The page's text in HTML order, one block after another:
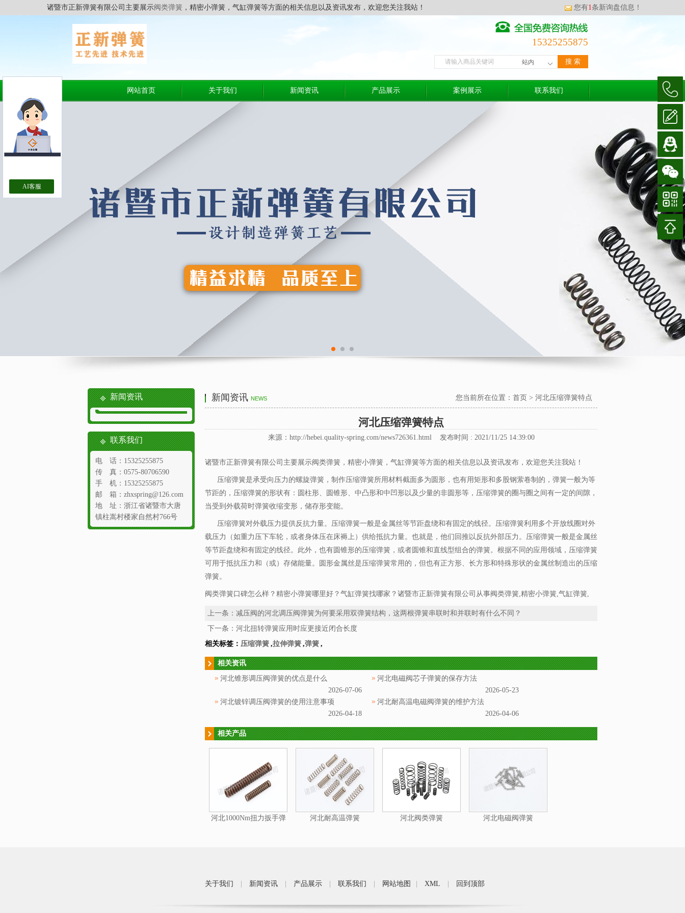
诸暨市正新弹簧有限公司主要展示阀类弹簧 ，精密小弹簧，气缸弹簧等方面的相关信息以及资讯发布，欢迎您关注我站！ 您有1条新询盘信息！
15325255875
网站首页 关于我们 新闻资讯 产品展示 案例展示 联系我们
新闻资讯
联系我们
电 话：15325255875
传 真：0575-80706590
手 机：15325255875
邮 箱：zhxspring@126.com
地 址：浙江省诸暨市大唐
镇柱嵩村楼家自然村766号
新闻资讯 NEWS 您当前所在位置： 首页 > 河北压缩弹簧特点
河北压缩弹簧特点
来源：http://hebei.quality-spring.com/news726361.html 发布时间 : 2021/11/25 14:39:00
诸暨市正新弹簧有限公司主要展示阀类弹簧 ，精密小弹簧，气缸弹簧等方面的相关信息以及资讯发布，欢迎您关注我站！
压缩弹簧是承受向压力的螺旋弹簧，制作压缩弹簧所用材料截面多为圆形，也有用矩形和多股钢萦卷制的，弹簧一般为等
节距的，压缩弹簧的形状有：圆柱形、圆锥形、中凸形和中凹形以及少量的非圆形等，压缩弹簧的圈与圈之间有一定的间隙，
当受到外载荷时弹簧收缩变形，储存形变能。
压缩弹簧对外载压力提供反抗力量。压缩弹簧一般是金属丝等节距盘绕和有固定的线径。压缩弹簧利用多个开放线圈对外
载压力（如重力压下车轮，或者身体压在床褥上）供给抵抗力量。也就是，他们回推以反抗外部压力。压缩弹簧一般是金属丝
等节距盘绕和有固定的线径。此外，也有圆锥形的压缩弹簧，或者圆锥和直线型组合的弹簧。根据不同的应用领域，压缩弹簧
可用于抵抗压力和（或）存储能量。圆形金属丝是压缩弹簧常用的，但也有正方形、长方形和特殊形状的金属丝制造出的压缩
弹簧。
阀类弹簧口碑怎么样？精密小弹簧哪里好？气缸弹簧找哪家？诸暨市正新弹簧有限公司从事阀类弹簧,精密小弹簧,气缸弹簧,
上一条： 减压阀的河北调压阀弹簧为何要采用双弹簧结构，这两根弹簧串联时和并联时有什么不同？
下一条： 河北扭转弹簧应用时应更接近闭合长度
相关标签： 压缩弹簧 ,拉伸弹簧 ,弹簧 ,
相关资讯
河北锥形调压阀弹簧的优点是什么
2026-07-06
河北电磁阀芯子弹簧的保存方法
2026-05-23
河北镀锌调压阀弹簧的使用注意事项
2026-04-18
河北耐高温电磁阀弹簧的维护方法
2026-04-06
相关产品
河北1000Nm扭力扳手弹
河北耐高温弹簧 河北阀类弹簧 河北电磁阀弹簧
关于我们 新闻资讯 产品展示 联系我们 网站地图 XML 回到顶部
AI客服